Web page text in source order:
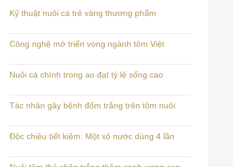
Kỹ thuật nuôi cá trê vàng thương phẩm
Công nghệ mở triển vọng ngành tôm Việt
Nuôi cá chình trong ao đạt tỷ lệ sống cao
Tác nhân gây bệnh đốm trắng trên tôm nuôi
Độc chiêu tiết kiệm: Một xô nước dùng 4 lần